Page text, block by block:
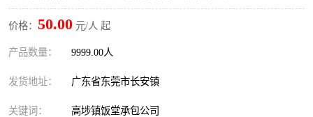
价格： 50.00 元/人 起
产品数量： 9999.00人
发货地址： 广东省东莞市长安镇
关键词： 高埗镇饭堂承包公司